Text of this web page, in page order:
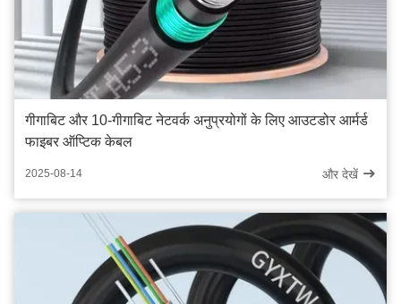
गीगाबिट और 10-गीगाबिट नेटवर्क अनुप्रयोगों के लिए आउटडोर आर्मर्ड
फाइबर ऑप्टिक केबल
2025-08-14 और देखें